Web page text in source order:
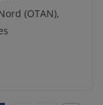
(OTAN),